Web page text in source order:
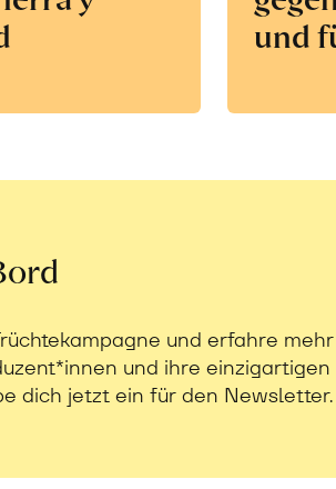
und
und erfahre mehr
und ihre einzigartigen
dich jetzt ein für den Newsletter.